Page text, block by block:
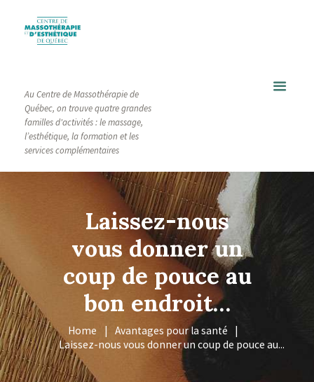
Au Centre de Massothérapie de
Québec, on trouve quatre grandes
familles d'activités : le massage,
l’esthétique, la formation et les
services complémentaires
Laissez-nous
vous donner un
coup de pouce au
bon endroit…
Home
Avantages pour la santé
Laissez-nous vous donner un coup de pouce au...